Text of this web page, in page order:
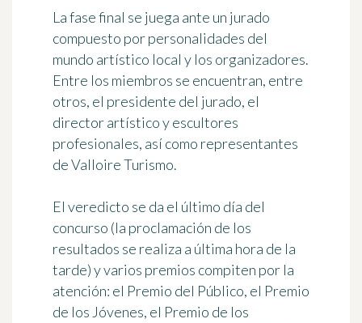
La fase final se juega ante un jurado
compuesto por personalidades del
mundo artístico local y los organizadores.
Entre los miembros se encuentran, entre
otros, el presidente del jurado, el
director artístico y escultores
profesionales, así como representantes
de Valloire Turismo.
El veredicto se da el último día del
concurso (la proclamación de los
resultados se realiza a última hora de la
tarde) y varios premios compiten por la
atención: el Premio del Público, el Premio
de los Jóvenes, el Premio de los